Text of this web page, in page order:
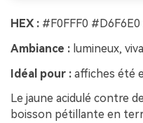
HEX : #F0FFF0
Ambiance : lumineux,
Idéal pour : affiches été
Le jaune acidulé contre
boisson pétillante en